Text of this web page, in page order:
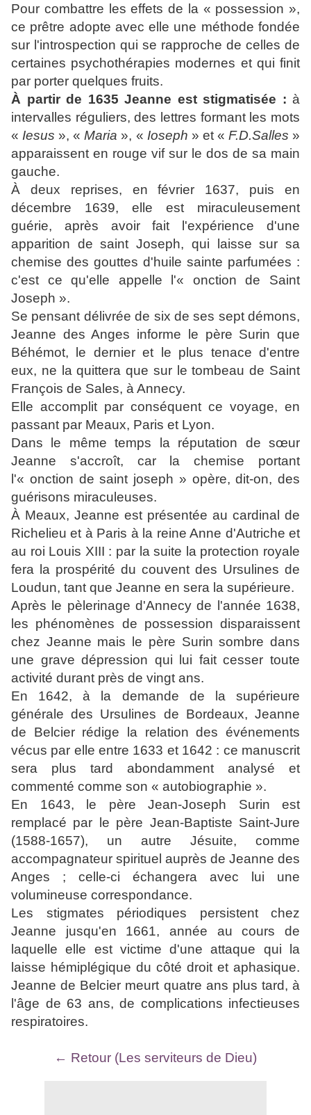
Pour combattre les effets de la « possession »,
ce prêtre adopte avec elle une méthode fondée
sur l'introspection qui se rapproche de celles de
certaines psychothérapies modernes et qui finit
par porter quelques fruits.
À partir de 1635 Jeanne est stigmatisée : à
intervalles réguliers, des lettres formant les mots
«Iesus », «Maria », « Ioseph » et « F.D.Salles »
apparaissent en rouge vif sur le dos de sa main
gauche.
À deux reprises, en février 1637, puis en
décembre 1639, elle est miraculeusement
guérie, après avoir fait l'expérience d'une
apparition de saint Joseph, qui laisse sur sa
chemise des gouttes d'huile sainte parfumées :
c'est ce qu'elle appelle l'« onction de Saint
Joseph ».
Se pensant délivrée de six de ses sept démons,
Jeanne des Anges informe le père Surin que
Béhémot, le dernier et le plus tenace d'entre
eux, ne la quittera que sur le tombeau de Saint
François de Sales, à Annecy.
Elle accomplit par conséquent ce voyage, en
passant par Meaux, Paris et Lyon.
Dans le même temps la réputation de sœur
Jeanne s'accroît, car la chemise portant
l'« onction de saint joseph » opère, dit-on, des
guérisons miraculeuses.
À Meaux, Jeanne est présentée au cardinal de
Richelieu et à Paris à la reine Anne d'Autriche et
au roi Louis XIII : par la suite la protection royale
fera la prospérité du couvent des Ursulines de
Loudun, tant que Jeanne en sera la supérieure.
Après le pèlerinage d'Annecy de l'année 1638,
les phénomènes de possession disparaissent
chez Jeanne mais le père Surin sombre dans
une grave dépression qui lui fait cesser toute
activité durant près de vingt ans.
En 1642, à la demande de la supérieure
générale des Ursulines de Bordeaux, Jeanne
de Belcier rédige la relation des événements
vécus par elle entre 1633 et 1642 : ce manuscrit
sera plus tard abondamment analysé et
commenté comme son « autobiographie ».
En 1643, le père Jean-Joseph Surin est
remplacé par le père Jean-Baptiste Saint-Jure
(1588-1657), un autre Jésuite, comme
accompagnateur spirituel auprès de Jeanne des
Anges ; celle-ci échangera avec lui une
volumineuse correspondance.
Les stigmates périodiques persistent chez
Jeanne jusqu'en 1661, année au cours de
laquelle elle est victime d'une attaque qui la
laisse hémiplégique du côté droit et aphasique.
Jeanne de Belcier meurt quatre ans plus tard, à
l'âge de 63 ans, de complications infectieuses
respiratoires.
← Retour (Les serviteurs de Dieu)